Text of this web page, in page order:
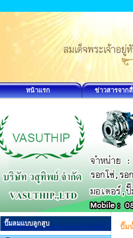
หน้าแรก ข่าวสารจาก
ปั๊มลมแบบลูกสูบ ปั๊ม